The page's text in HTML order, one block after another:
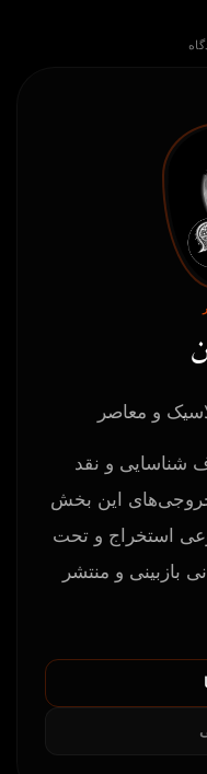
و معاصر
شناسایی و نقد
خروجی‌های این بخش
استخراج و تحت
بازبینی و منتشر